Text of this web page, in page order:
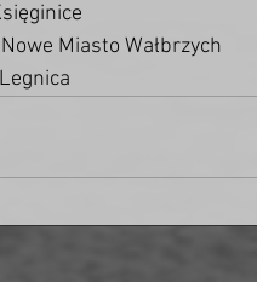
Miasto Wałbrzych